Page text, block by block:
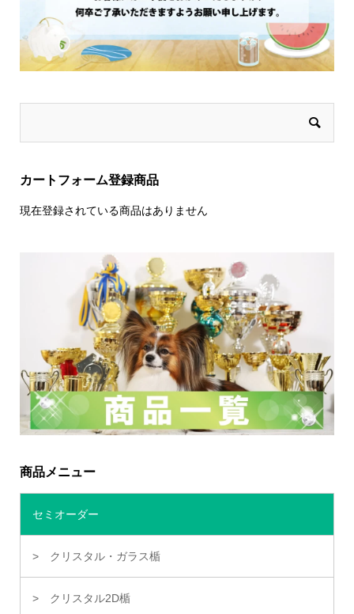
カートフォーム登録商品
現在登録されている商品はありません
商品メニュー
セミオーダー
クリスタル・ガラス楯
クリスタル2D楯